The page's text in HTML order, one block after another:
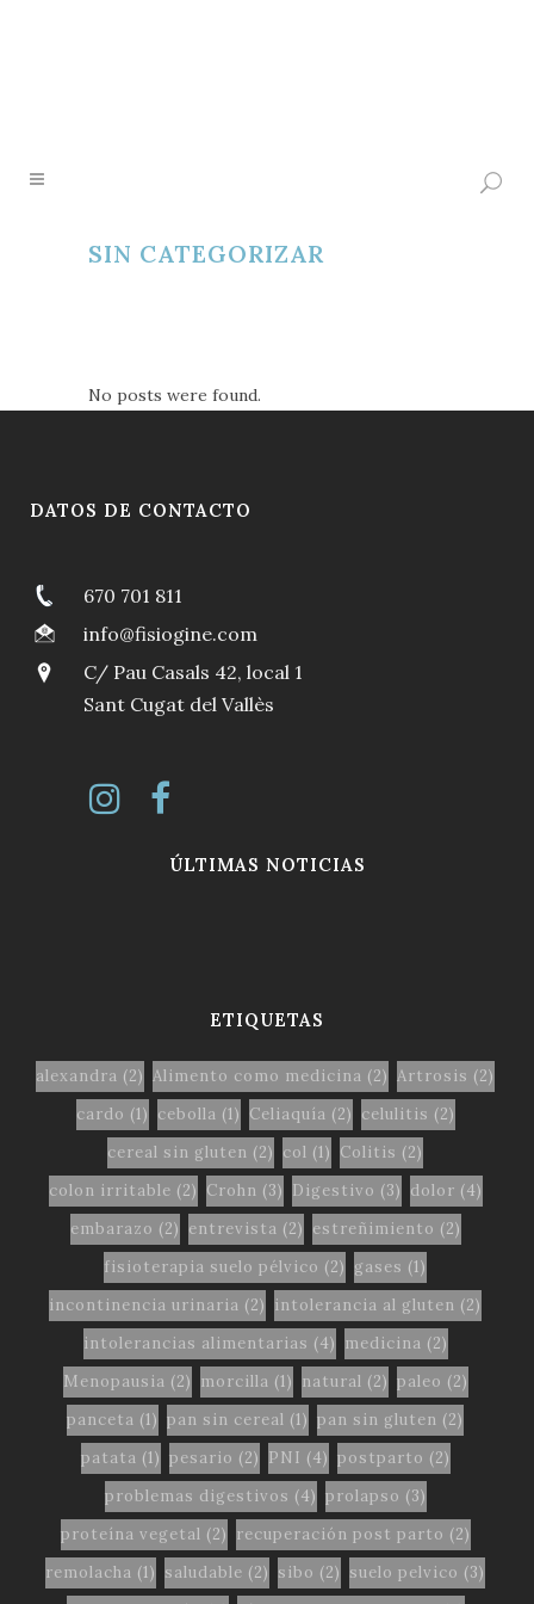
SIN CATEGORIZAR
No posts were found.
DATOS DE CONTACTO
670 701 811
info@fisiogine.com
C/ Pau Casals 42, local 1
Sant Cugat del Vallès
ÚLTIMAS NOTICIAS
ETIQUETAS
alexandra (2) Alimento como medicina (2) Artrosis (2)
cardo (1) cebolla (1) Celiaquía (2) celulitis (2)
cereal sin gluten (2) col (1) Colitis (2)
colon irritable (2) Crohn (3) Digestivo (3) dolor (4)
embarazo (2) entrevista (2) estreñimiento (2)
fisioterapia suelo pélvico (2) gases (1)
incontinencia urinaria (2) intolerancia al gluten (2)
intolerancias alimentarias (4) medicina (2)
Menopausia (2) morcilla (1) natural (2) paleo (2)
panceta (1) pan sin cereal (1) pan sin gluten (2)
patata (1) pesario (2) PNI (4) postparto (2)
problemas digestivos (4) prolapso (3)
proteína vegetal (2) recuperación post parto (2)
remolacha (1) saludable (2) sibo (2) suelo pelvico (3)